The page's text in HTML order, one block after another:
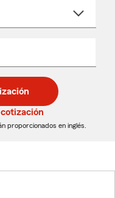
proporcionados en inglés.